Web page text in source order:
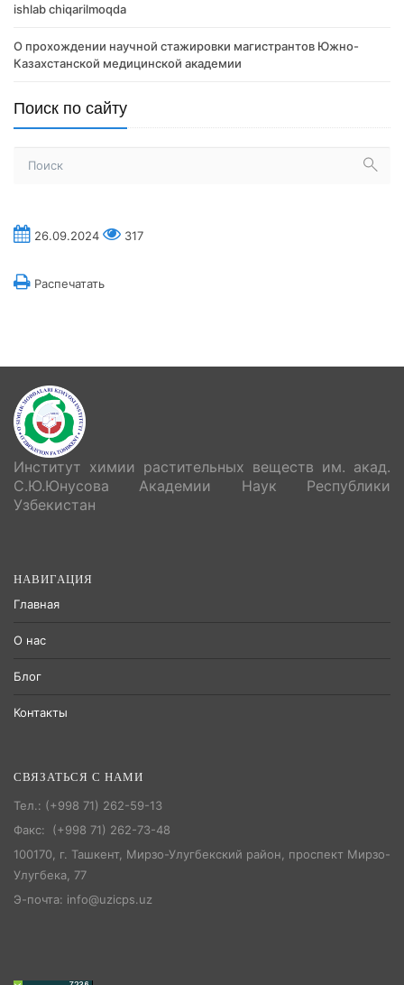
ishlab chiqarilmoqda
О прохождении научной стажировки магистрантов Южно-
Казахстанской медицинской академии
Поиск по сайту
26.09.2024 317
Распечатать
Институт химии растительных веществ им. акад.
С.Ю.Юнусова Академии Наук Республики
Узбекистан
НАВИГАЦИЯ
Главная
О нас
Блог
Контакты
СВЯЗАТЬСЯ С НАМИ
Тел.: (+998 71) 262-59-13
Факс: (+998 71) 262-73-48
100170, г. Ташкент, Мирзо-Улугбекский район, проспект Мирзо-
Улугбека, 77
Э-почта: info@uzicps.uz